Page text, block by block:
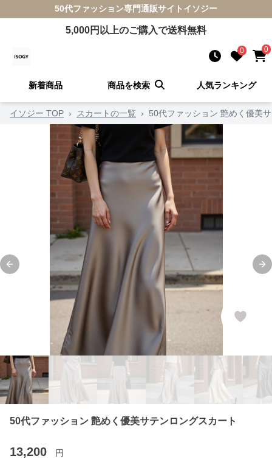
50代ファッション専門通販サイト イソジー
5,000円以上のご購入で送料無料
0 0
新着商品 商品を検索 人気ランキング
イソジー TOP › スカートの一覧 › 50代ファッション 艶めく優美
Previous slide
50代ファッション 艶めく優美サテンロングスカート
13,200 円